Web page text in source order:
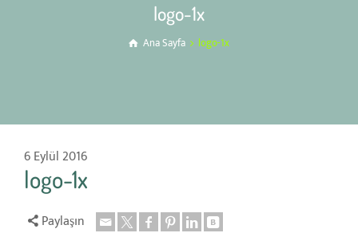
logo-1x
Ana Sayfa logo-1x
6 Eylül 2016
logo-1x
Paylaşın